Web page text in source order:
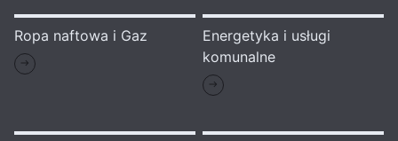
Ropa naftowa i Gaz
Energetyka i usługi
komunalne